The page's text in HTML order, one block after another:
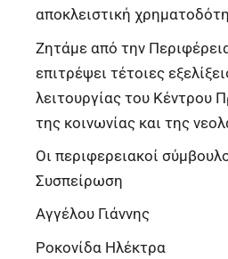
αποκλειστική
Ζητάμε από την
επιτρέψει τέτοιες
λειτουργίας του Κέντρου
της κοινωνίας και της
Οι περιφερειακοί
Συσπείρωση
Αγγέλου Γιάννης
Ροκονίδα Ηλέκτρα